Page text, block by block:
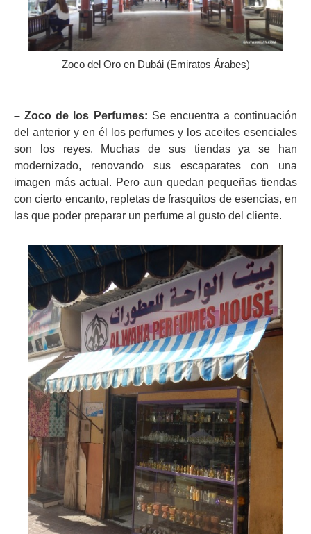
Zoco del Oro en Dubái (Emiratos Árabes)
– Zoco de los Perfumes: Se encuentra a continuación
del anterior y en él los perfumes y los aceites esenciales
son los reyes. Muchas de sus tiendas ya se han
modernizado, renovando sus escaparates con una
imagen más actual. Pero aun quedan pequeñas tiendas
con cierto encanto, repletas de frasquitos de esencias, en
las que poder preparar un perfume al gusto del cliente.